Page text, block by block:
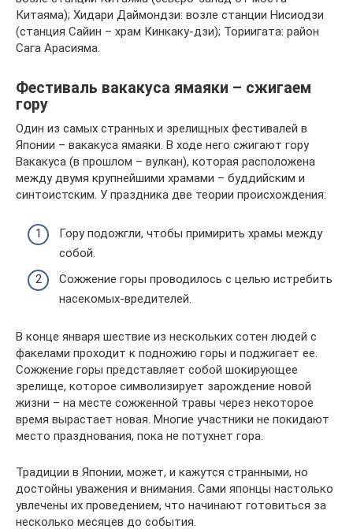
Китаяма); Хидари Даймондзи: возле станции Нисиодзи
(станция Сайин – храм Кинкаку-дзи); Ториигата: район
Сага Арасияма.
Фестиваль вакакуса ямаяки – сжигаем
гору
Один из самых странных и зрелищных фестивалей в
Японии – вакакуса ямаяки. В ходе него сжигают гору
Вакакуса (в прошлом – вулкан), которая расположена
между двумя крупнейшими храмами – буддийским и
синтоистским. У праздника две теории происхождения:
Гору подожгли, чтобы примирить храмы между
собой.
Сожжение горы проводилось с целью истребить
насекомых-вредителей.
В конце января шествие из нескольких сотен людей с
факелами проходит к подножию горы и поджигает ее.
Сожжение горы представляет собой шокирующее
зрелище, которое символизирует зарождение новой
жизни – на месте сожженной травы через некоторое
время вырастает новая. Многие участники не покидают
место празднования, пока не потухнет гора.
Традиции в Японии, может, и кажутся странными, но
достойны уважения и внимания. Сами японцы настолько
увлечены их проведением, что начинают готовиться за
несколько месяцев до события.